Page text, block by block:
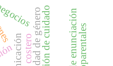
identidad de géneroopción de cuidado